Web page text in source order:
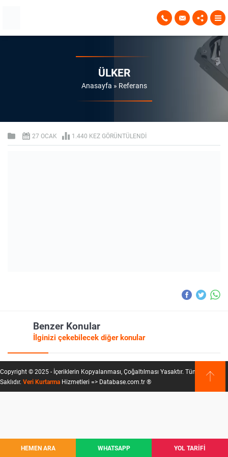
ÜLKER
Anasayfa » Referans
27 OCAK 1.440 KEZ GÖRÜNTÜLENDI
Benzer Konular
İlginizi çekebilecek diğer konular
Copyright © 2025 - İçeriklerin Kopyalanması, Çoğaltılması Yasaktır. Tüm Hakları
Saklıdır. Veri Kurtarma Hizmetleri => Database.com.tr ®
HEMEN ARA WHATSAPP YOL TARİFİ